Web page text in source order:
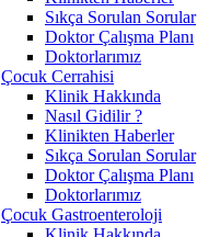
Sıkça Sorulan Sorular
Doktor Çalışma Planı
Doktorlarımız
Çocuk Cerrahisi
Klinik Hakkında
Nasıl Gidilir ?
Klinikten Haberler
Sıkça Sorulan Sorular
Doktor Çalışma Planı
Doktorlarımız
Çocuk Gastroenteroloji